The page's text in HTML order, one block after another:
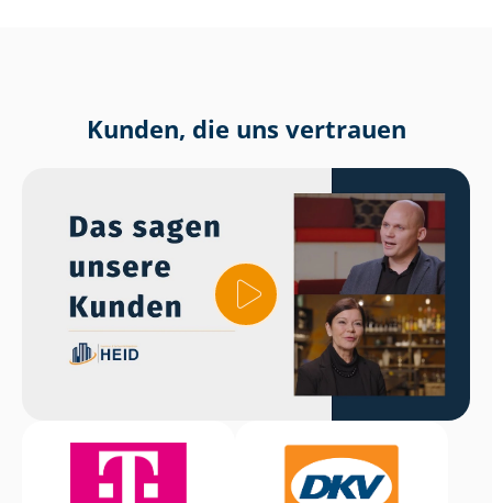
Kunden, die uns vertrauen